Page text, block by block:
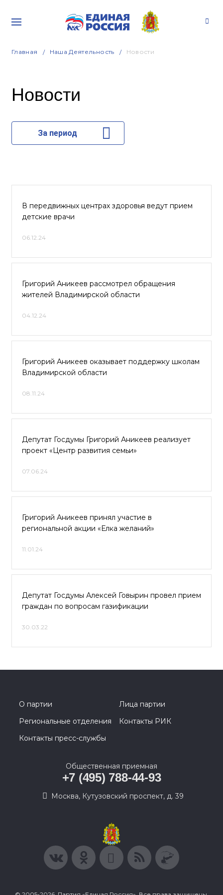
Главная Наша Деятельность Новости
Новости
За период
В передвижных центрах здоровья ведут прием
детские врачи
06.12.24
Григорий Аникеев рассмотрел обращения
жителей Владимирской области
04.12.24
Григорий Аникеев оказывает поддержку школам
Владимирской области
08.11.24
Депутат Госдумы Григорий Аникеев реализует
проект «Центр развития семьи»
07.06.24
Григорий Аникеев принял участие в
региональной акции «Елка желаний»
11.01.24
Депутат Госдумы Алексей Говырин провел прием
граждан по вопросам газификации
30.03.22
О партии
Лица партии
Региональные отделения
Контакты РИК
Контакты пресс-службы
Общественная приемная
+7 (495) 788-44-93
Москва, Кутузовский проспект, д. 39